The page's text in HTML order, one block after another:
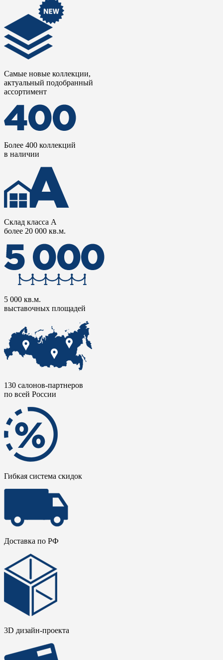
Самые новые коллекции,
актуальный подобранный
ассортимент
Более 400 коллекций
в наличии
Склад класса А
более 20 000 кв.м.
5 000 кв.м.
выставочных площадей
130 салонов-партнеров
по всей России
Гибкая система скидок
Доставка по РФ
3D дизайн-проекта